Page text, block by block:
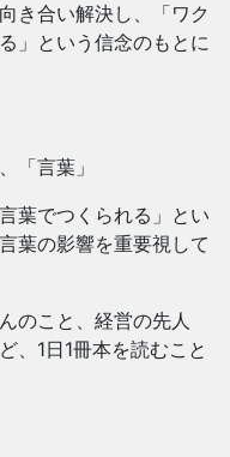
き合い解決し、「ワク
」という信念のもとに
「言葉」
葉でつくられる」とい
葉の影響を重要視して
のこと、経営の先人
、1日1冊本を読むこと